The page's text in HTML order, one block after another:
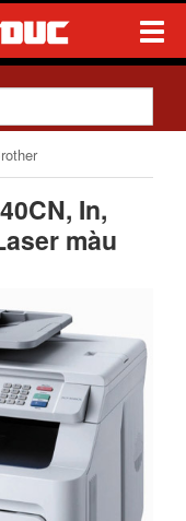
Toggle
In,
màu